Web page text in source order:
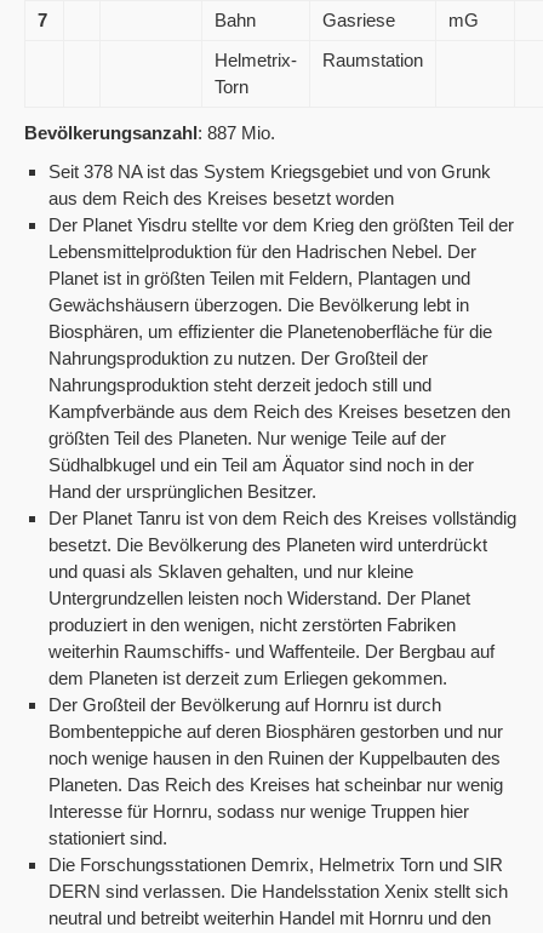
7
Bahn Gasriese
mG
Helmetrix-
Torn
Raumstation
Bevölkerungsanzahl: 887 Mio.
Seit 378 NA ist das System Kriegsgebiet und von Grunk
aus dem Reich des Kreises besetzt worden
Der Planet Yisdru stellte vor dem Krieg den größten Teil der
Lebensmittelproduktion für den Hadrischen Nebel. Der
Planet ist in größten Teilen mit Feldern, Plantagen und
Gewächshäusern überzogen. Die Bevölkerung lebt in
Biosphären, um effizienter die Planetenoberfläche für die
Nahrungsproduktion zu nutzen. Der Großteil der
Nahrungsproduktion steht derzeit jedoch still und
Kampfverbände aus dem Reich des Kreises besetzen den
größten Teil des Planeten. Nur wenige Teile auf der
Südhalbkugel und ein Teil am Äquator sind noch in der
Hand der ursprünglichen Besitzer.
Der Planet Tanru ist von dem Reich des Kreises vollständig
besetzt. Die Bevölkerung des Planeten wird unterdrückt
und quasi als Sklaven gehalten, und nur kleine
Untergrundzellen leisten noch Widerstand. Der Planet
produziert in den wenigen, nicht zerstörten Fabriken
weiterhin Raumschiffs- und Waffenteile. Der Bergbau auf
dem Planeten ist derzeit zum Erliegen gekommen.
Der Großteil der Bevölkerung auf Hornru ist durch
Bombenteppiche auf deren Biosphären gestorben und nur
noch wenige hausen in den Ruinen der Kuppelbauten des
Planeten. Das Reich des Kreises hat scheinbar nur wenig
Interesse für Hornru, sodass nur wenige Truppen hier
stationiert sind.
Die Forschungsstationen Demrix, Helmetrix Torn und SIR
DERN sind verlassen. Die Handelsstation Xenix stellt sich
neutral und betreibt weiterhin Handel mit Hornru und den